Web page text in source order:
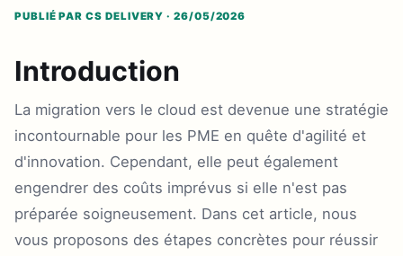
PUBLIÉ PAR CS DELIVERY · 26/05/2026
Introduction
La migration vers le cloud est devenue une stratégie
incontournable pour les PME en quête d'agilité et
d'innovation. Cependant, elle peut également
engendrer des coûts imprévus si elle n'est pas
préparée soigneusement. Dans cet article, nous
vous proposons des étapes concrètes pour réussir